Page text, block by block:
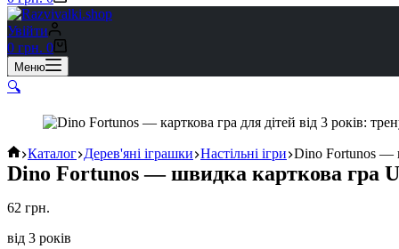
Увійти
Кошик
0 грн. 0
Меню
🔍
Головна
Каталог Дерев'яні іграшки Настільні ігри Dino Fortunos —
Dino Fortunos — швидка карткова гра
62 грн.
від 3 років